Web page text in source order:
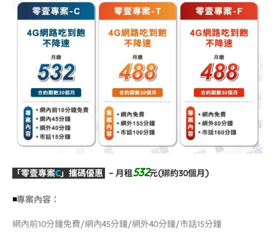
「零壹專案C」攜碼優惠 –月租532元(綁約30個月)
◾️專案內容：
網內前10分鐘免費/網內45分鐘/網外40分鐘/市話15分鐘